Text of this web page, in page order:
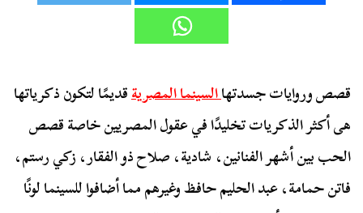
قصص وروايات جسدتهاالسينما المصريةقديمًا لتكون ذكرياتها
هى أكثر الذكريات تخليدًا في عقول المصريين خاصة قصص
الحب بين أشهر الفنانين، شادية، صلاح ذو الفقار، زكي رستم،
فاتن حمامة، عبد الحليم حافظ وغيرهم مما أضافوا للسينما لونًا